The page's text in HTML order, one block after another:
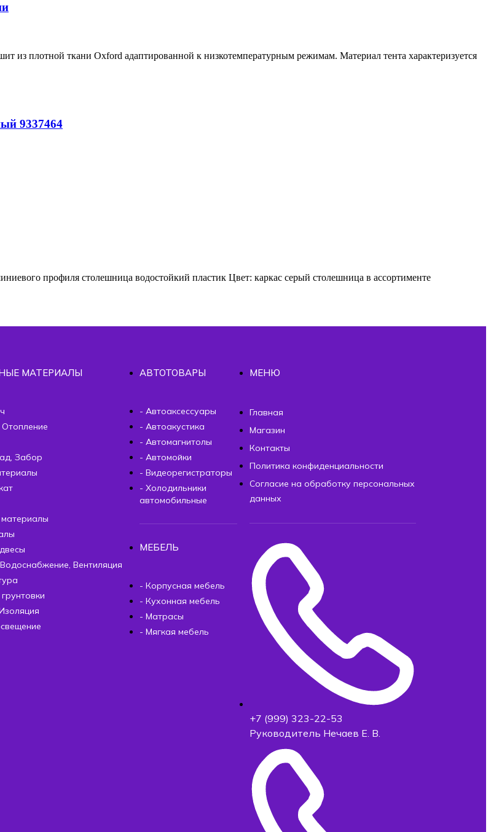
из плотной ткани Oxford адаптированной к низкотемпературным режимам. Материал тента характеризуется
9337464
профиля столешница водостойкий пластик Цвет: каркас серый столешница в ассортименте
МАТЕРИАЛЫ
Забор
Вентиляция
АВТОТОВАРЫ
- Автоаксессуары
- Автоакустика
- Автомагнитолы
- Автомойки
- Видеорегистраторы
- Холодильники
автомобильные
МЕБЕЛЬ
- Корпусная мебель
- Кухонная мебель
- Матрасы
- Мягкая мебель
МЕНЮ
Главная
Магазин
Контакты
Политика конфиденциальности
Согласие на обработку персональных
данных
+7 (999) 323-22-53
Руководитель Нечаев Е. В.